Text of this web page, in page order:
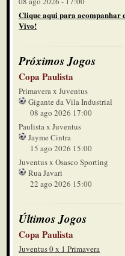
Clique aqui para acompanhar
Vivo!
Próximos Jogos
Copa Paulista
Primavera x Juventus
Gigante da Vila Industrial
08 ago 2026 17:00
Paulista x Juventus
Jayme Cintra
15 ago 2026 15:00
Juventus x Osasco Sporting
Rua Javari
22 ago 2026 15:00
Últimos Jogos
Copa Paulista
Juventus 0 x 1 Primavera